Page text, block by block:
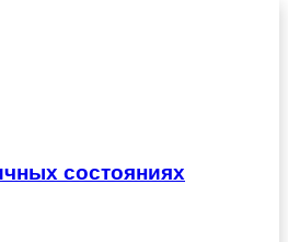
состояниях